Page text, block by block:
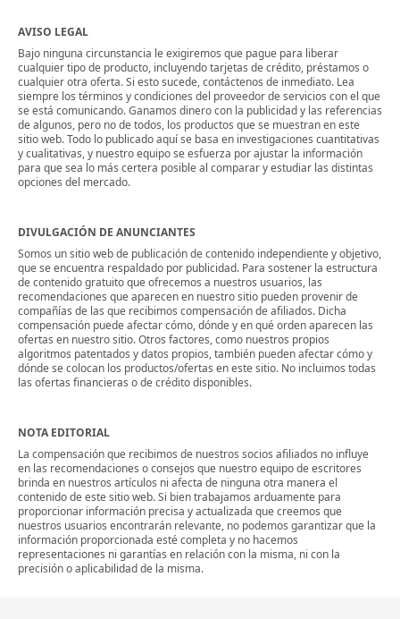
AVISO LEGAL
Bajo ninguna circunstancia le exigiremos que pague para liberar
cualquier tipo de producto, incluyendo tarjetas de crédito, préstamos o
cualquier otra oferta. Si esto sucede, contáctenos de inmediato. Lea
siempre los términos y condiciones del proveedor de servicios con el que
se está comunicando. Ganamos dinero con la publicidad y las referencias
de algunos, pero no de todos, los productos que se muestran en este
sitio web. Todo lo publicado aquí se basa en investigaciones cuantitativas
y cualitativas, y nuestro equipo se esfuerza por ajustar la información
para que sea lo más certera posible al comparar y estudiar las distintas
opciones del mercado.
DIVULGACIÓN DE ANUNCIANTES
Somos un sitio web de publicación de contenido independiente y objetivo,
que se encuentra respaldado por publicidad. Para sostener la estructura
de contenido gratuito que ofrecemos a nuestros usuarios, las
recomendaciones que aparecen en nuestro sitio pueden provenir de
compañías de las que recibimos compensación de afiliados. Dicha
compensación puede afectar cómo, dónde y en qué orden aparecen las
ofertas en nuestro sitio. Otros factores, como nuestros propios
algoritmos patentados y datos propios, también pueden afectar cómo y
dónde se colocan los productos/ofertas en este sitio. No incluimos todas
las ofertas financieras o de crédito disponibles.
NOTA EDITORIAL
La compensación que recibimos de nuestros socios afiliados no influye
en las recomendaciones o consejos que nuestro equipo de escritores
brinda en nuestros artículos ni afecta de ninguna otra manera el
contenido de este sitio web. Si bien trabajamos arduamente para
proporcionar información precisa y actualizada que creemos que
nuestros usuarios encontrarán relevante, no podemos garantizar que la
información proporcionada esté completa y no hacemos
representaciones ni garantías en relación con la misma, ni con la
precisión o aplicabilidad de la misma.